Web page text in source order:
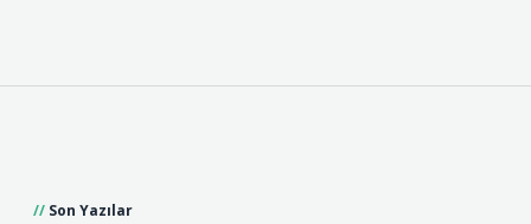
Son Yazılar